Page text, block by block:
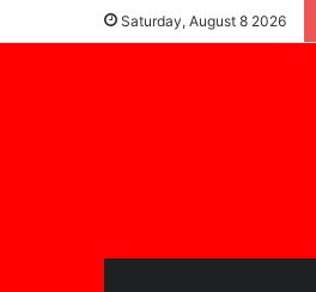
Saturday, August 8 2026